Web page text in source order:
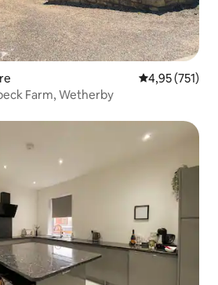
Średnia
4,95 (751)
Farm, Wetherby